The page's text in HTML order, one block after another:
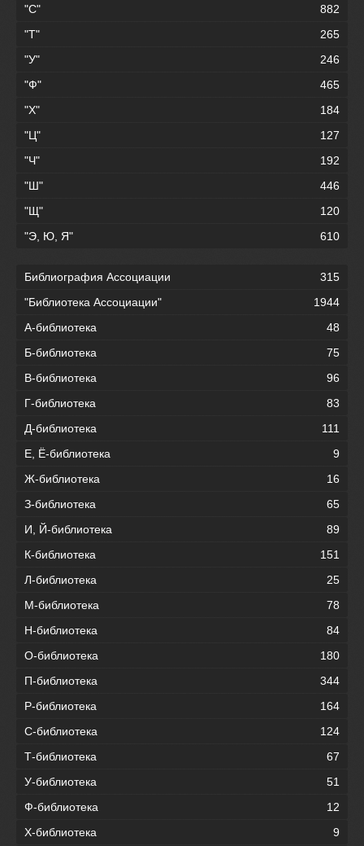
"С"
882
"Т"
265
"У"
246
"Ф"
465
"Х"
184
"Ц"
127
"Ч"
192
"Ш"
446
"Щ"
120
"Э, Ю, Я"
610
Библиография Ассоциации
315
"Библиотека Ассоциации"
1944
А-библиотека
48
Б-библиотека
75
В-библиотека
96
Г-библиотека
83
Д-библиотека
111
Е, Ё-библиотека
9
Ж-библиотека
16
З-библиотека
65
И, Й-библиотека
89
К-библиотека
151
Л-библиотека
25
М-библиотека
78
Н-библиотека
84
О-библиотека
180
П-библиотека
344
Р-библиотека
164
С-библиотека
124
Т-библиотека
67
У-библиотека
51
Ф-библиотека
12
Х-библиотека
9